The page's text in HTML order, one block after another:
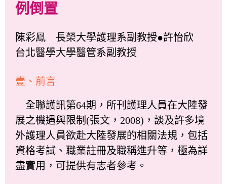
例倒置
陳彩鳳 長榮大學護理系副教授●許怡欣
台北醫學大學醫管系副教授
壹、前言
全聯護訊第64期，所刊護理人員在大陸發
展之機遇與限制(張文，2008)，談及許多境
外護理人員欲赴大陸發展的相關法規，包括
資格考試、職業註冊及職稱進升等，極為詳
盡實用，可提供有志者參考。